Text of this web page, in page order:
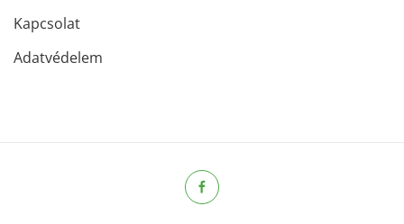
Kapcsolat
Adatvédelem